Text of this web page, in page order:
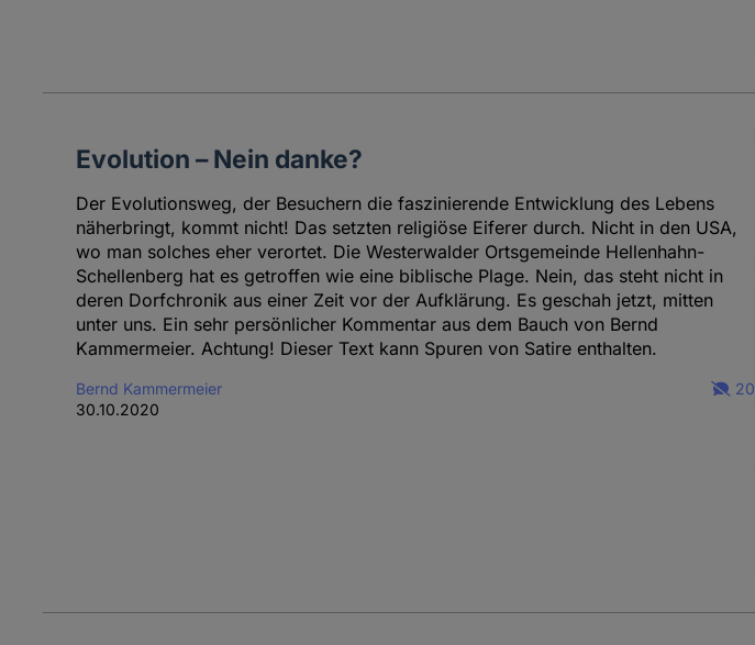
Evolution – Nein danke?
Der Evolutionsweg, der Besuchern die faszinierende Entwicklung des Lebens
näherbringt, kommt nicht! Das setzten religiöse Eiferer durch. Nicht in den USA,
wo man solches eher verortet. Die Westerwalder Ortsgemeinde Hellenhahn-
Schellenberg hat es getroffen wie eine biblische Plage. Nein, das steht nicht in
deren Dorfchronik aus einer Zeit vor der Aufklärung. Es geschah jetzt, mitten
unter uns. Ein sehr persönlicher Kommentar aus dem Bauch von Bernd
Kammermeier. Achtung! Dieser Text kann Spuren von Satire enthalten.
Bernd Kammermeier
30.10.2020
20